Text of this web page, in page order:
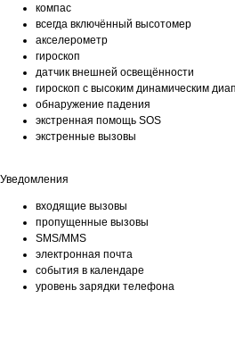
компас
всегда включённый высотомер
акселерометр
гироскоп
датчик внешней освещённости
гироскоп с высоким динамическим
обнаружение падения
экстренная помощь SOS
экстренные вызовы
Уведомления
входящие вызовы
пропущенные вызовы
SMS/MMS
электронная почта
события в календаре
уровень зарядки телефона